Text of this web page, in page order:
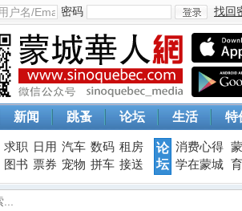
密码
登
找回
新闻 跳蚤 论坛 生活 特
求职 日用 汽车 数码 租房
图书 票券 宠物 拼车 接送
论
坛
消费心得
学在蒙城